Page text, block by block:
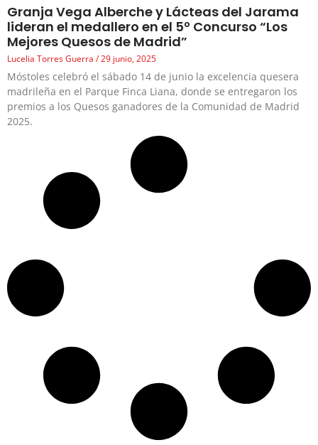
Granja Vega Alberche y Lácteas del Jarama
lideran el medallero en el 5º Concurso “Los
Mejores Quesos de Madrid”
Lucelia Torres Guerra 29 junio, 2025
Móstoles celebró el sábado 14 de junio la excelencia quesera
madrileña en el Parque Finca Liana, donde se entregaron los
premios a los Quesos ganadores de la Comunidad de Madrid
2025.